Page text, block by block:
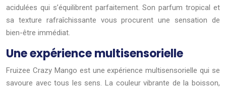
acidulées qui s’équilibrent parfaitement. Son parfum tropical et
sa texture rafraîchissante vous procurent une sensation de
bien-être immédiat.
Une expérience multisensorielle
Fruizee Crazy Mango est une expérience multisensorielle qui se
savoure avec tous les sens. La couleur vibrante de la boisson,